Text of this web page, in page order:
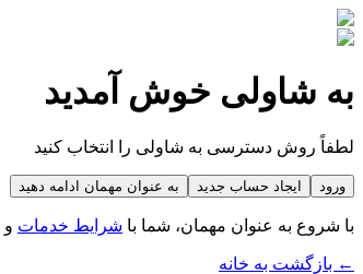
به شاولی خوش آمدید
لطفاً روش دسترسی به شاولی را انتخاب کنید
ورود ایجاد حساب جدید به عنوان مهمان ادامه دهید
با شروع به عنوان مهمان، شما با شرایط خدمات و
← بازگشت به خانه